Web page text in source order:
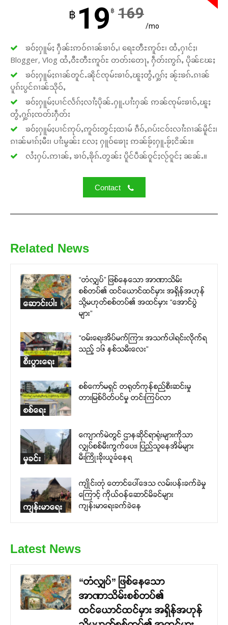
฿ 19 ฿ 169
/mo
ၶဝ်ႈႁူမ်ႈ ႁဵၼ်းဢဝ်ၵၢၼ်ၶၢဝ်ႇ၊ ရေႊတီႊဢူဝ်ႊ၊ ထႆႇႁၢင်ႈ၊
Blogger, Vlog ထႆႇဝီႊတီႊဢူဝ်ႊ တတ်းတေႃႇ ႁဵတ်းဢွၵ်ႇ ပိုၼ်ၽႄႈ
ၶဝ်ႈႁူမ်ႈၵၢၼ်တူင်ႉၼိုင်ၸုမ်းၶၢဝ်ႇၽူႈတွႆႇႁွၵ်ႈ ၼႂ်းၶၵ်ႉၵၢၼ်
ပူၵ်းပွင်ၵၢၼ်သိုဝ်ႇ
ၶဝ်ႈႁူမ်ႈပၢင်လႅၵ်ႈလၢႆႈပိုၼ်ႉႁူႉပၢႆးႁၼ် ဢၼ်ၸုမ်းၶၢဝ်ႇၽူႈ
တွႆႇႁွၵ်ႈၸတ်းႁဵတ်း
ၶဝ်ႈႁူမ်ႈပၢင်ဢုပ်ႇဢူဝ်းတွင်ႈထၢမ် ၵဵဝ်ႇၵပ်းငဝ်းလၢႆးၵၢၼ်မိူင်း၊
ၵၢၼ်မၢၵ်ႈမီး၊ ပၢႆးမွၼ်း လႄႈ ႁူဝ်ၶေႃႈ ဢၼ်ၶႂ်ႈႁူႉၶႂ်ႈငိၼ်း။
လႆႈႁပ်ႉဢၢၼ်ႇ ၶၢဝ်ႇၶိုၵ်ႉတွၼ်း ပိူင်ပဵၼ်ဝူင်ႈလႂ်ဝူင်ႈ ၼၼ်ႉ။
Contact
Related News
ဆောင်းပါး
“တံလျှပ်” ဖြစ်နေသော အာဏာသိမ်း
စစ်တပ်၏ ထင်ယောင်ထင်မှား အရှိန်အဟုန်
သို့မဟုတ်စစ်တပ်၏ အထင်မှား “အောင်ပွဲ
များ”
စီးပွားရေး
“ဝမ်းရေးအိပ်မက်ကြား အသက်ပါရင်းလိုက်ရ
သည့် ၁၆ နှစ်သမီးလေး”
စစ်ရေး
စစ်ကော်မရှင် တရုတ်ကုန်စည်စီးဆင်းမှု
တားမြစ်ပိတ်ပင်မှု တင်းကြပ်လာ
မှုခင်း
ကျောက်မဲတွင် ဌာနဆိုင်ရာရုံးများကိုသာ
လျှပ်စစ်မီးကွက်ပေး၊ ပြည်သူနေအိမ်များ
မီးကြိုးခိုးယူခံနေရ
ကျန်းမာရေး
ကျိုင်းတုံ တောင်ပေါ်ဒေသ လမ်းပန်းခက်ခဲမှု
ကြောင့် ကိုယ်ဝန်ဆောင်မိခင်များ
ကျန်းမာရေးခက်ခဲနေ
Latest News
“တံလျှပ်” ဖြစ်နေသော
အာဏာသိမ်းစစ်တပ်၏
ထင်ယောင်ထင်မှား အရှိန်အဟုန်